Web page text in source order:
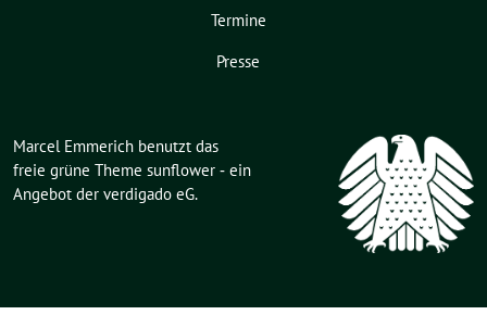
Termine
Presse
Marcel Emmerich benutzt das
freie grüne Theme sunflower ‐ ein
Angebot der verdigado eG.